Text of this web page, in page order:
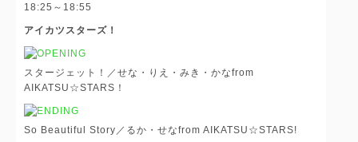
18:25～18:55
アイカツスターズ！
スタージェット！／せな・りえ・みき・かなfrom
AIKATSU☆STARS！
So Beautiful Story／るか・せなfrom AIKATSU☆STARS!